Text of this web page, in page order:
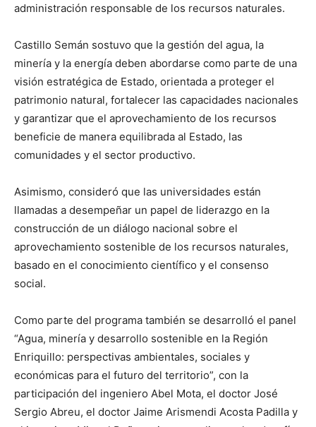
administración responsable de los recursos naturales.
Castillo Semán sostuvo que la gestión del agua, la
minería y la energía deben abordarse como parte de una
visión estratégica de Estado, orientada a proteger el
patrimonio natural, fortalecer las capacidades nacionales
y garantizar que el aprovechamiento de los recursos
beneficie de manera equilibrada al Estado, las
comunidades y el sector productivo.
Asimismo, consideró que las universidades están
llamadas a desempeñar un papel de liderazgo en la
construcción de un diálogo nacional sobre el
aprovechamiento sostenible de los recursos naturales,
basado en el conocimiento científico y el consenso
social.
Como parte del programa también se desarrolló el panel
“Agua, minería y desarrollo sostenible en la Región
Enriquillo: perspectivas ambientales, sociales y
económicas para el futuro del territorio”, con la
participación del ingeniero Abel Mota, el doctor José
Sergio Abreu, el doctor Jaime Arismendi Acosta Padilla y